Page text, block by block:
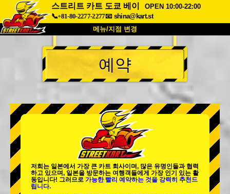
스트리트 카트 도쿄 베이
OPEN 10:00-22:00
📞+81-80-2277-2277📧 shina@kart.st
메뉴/지점 변경
최상단
소개 사양 가격
회사 정보 예약
지점 변경
도쿄 시나가와 #1 도쿄 아키하바라#1
도쿄 아키하바라#2
도쿄 시부야 애넥스 도쿄 베이
도쿄 아사쿠사
예약
저희는 일본에서 가장 큰 카트 회사이며, 많은 유명인들과 협력
하고 있으며, 일본을 방문하는 여행객들에게 가장 인기 있는 활
동입니다! 그러므로 가능한 빨리 예약하는 것을 강력히 추천드
립니다.